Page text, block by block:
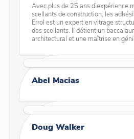
Avec plus de 25 ans d’expérience
scellants de construction, les
Errol est un expert en vitrage
des scellants. Il détient un
architectural et une maîtrise en
Abel Macias
Doug Walker